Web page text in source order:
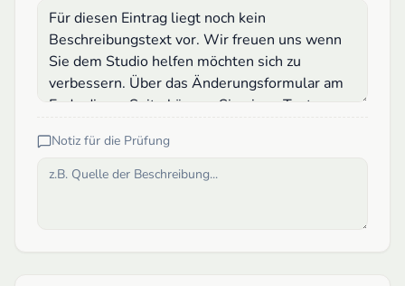
Notiz für die Prüfung